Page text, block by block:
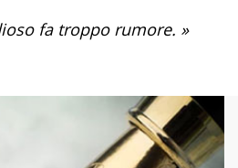
fa troppo rumore. »